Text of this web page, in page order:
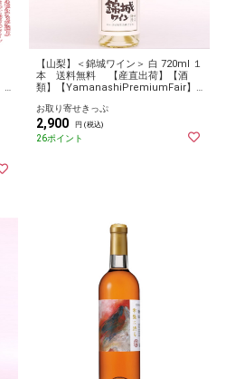
【山梨】＜錦城ワイン＞ 白 720ml １
本 送料無料 【産直出荷】【酒
類】【YamanashiPremiumFair】
メ 産地直送 産直
お取り寄せきっぷ
2,900 円 (税込)
26ポイント